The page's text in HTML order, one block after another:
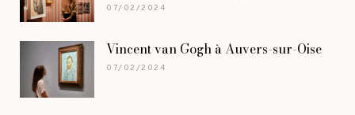
07/02/2024
Vincent van Gogh à Auvers-sur-Oise
07/02/2024